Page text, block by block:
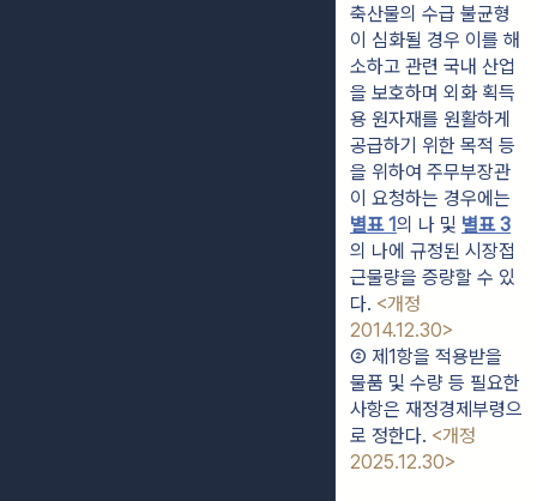
축산물의 수급 불균형
이 심화될 경우 이를 해
소하고 관련 국내 산업
을 보호하며 외화 획득
용 원자재를 원활하게
공급하기 위한 목적 등
을 위하여 주무부장관
별표 1의 나 및 별표 3
의 나에 규정된 시장접
근물량을 증량할 수 있
다. <개정
2014.12.30>
② 제1항을 적용받을
물품 및 수량 등 필요한
사항은 재정경제부령으
로 정한다. <개정
2025.12.30>